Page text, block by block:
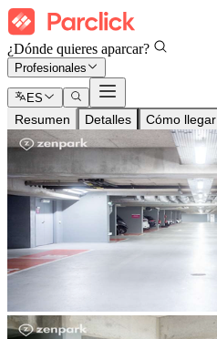
¿Dónde quieres aparcar?
Profesionales
ES
Resumen Detalles Cómo llegar